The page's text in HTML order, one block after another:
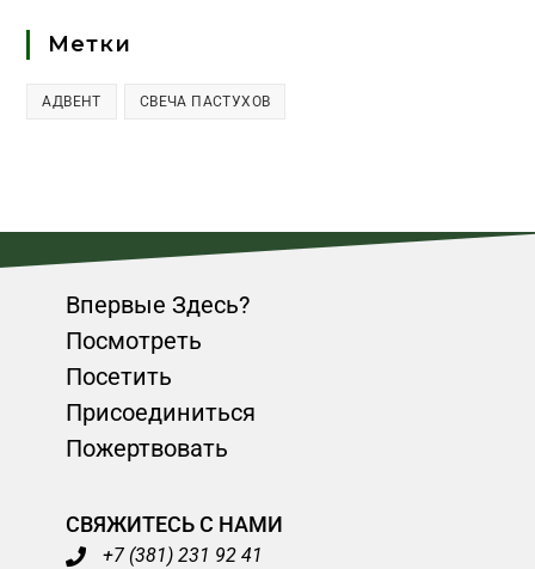
Метки
АДВЕНТ СВЕЧА ПАСТУХОВ
Впервые Здесь?
Посмотреть
Посетить
Присоединиться
Пожертвовать
СВЯЖИТЕСЬ С НАМИ
+7 (381) 231 92 41